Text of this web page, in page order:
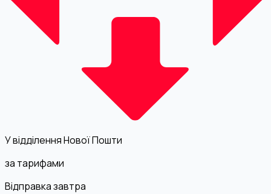
У відділення Нової Пошти
за тарифами
Відправка завтра